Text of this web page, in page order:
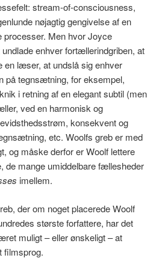
stream-of-consciousness,
nøjagtig gengivelse af en
Men hvor Joyce
enhver fortællerindgriben, at
en læser, at undslå sig enhver
på tegnsætning, for eksempel,
i retning af en elegant subtil (men
ved en harmonisk og
konsekvent og
etc. Woolfs greb er med
og måske derfor er Woolf lettere
de mange umiddelbare fællesheder
imellem.
der om noget placerede Woolf
største forfattere, har det
muligt – eller ønskeligt – at